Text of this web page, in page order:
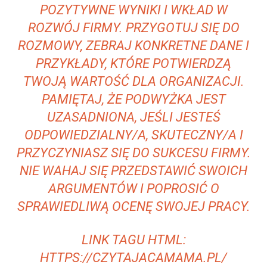
POZYTYWNE WYNIKI I WKŁAD W
ROZWÓJ FIRMY. PRZYGOTUJ SIĘ DO
ROZMOWY, ZEBRAJ KONKRETNE DANE I
PRZYKŁADY, KTÓRE POTWIERDZĄ
TWOJĄ WARTOŚĆ DLA ORGANIZACJI.
PAMIĘTAJ, ŻE PODWYŻKA JEST
UZASADNIONA, JEŚLI JESTEŚ
ODPOWIEDZIALNY/A, SKUTECZNY/A I
PRZYCZYNIASZ SIĘ DO SUKCESU FIRMY.
NIE WAHAJ SIĘ PRZEDSTAWIĆ SWOICH
ARGUMENTÓW I POPROSIĆ O
SPRAWIEDLIWĄ OCENĘ SWOJEJ PRACY.
LINK TAGU HTML:
HTTPS://CZYTAJACAMAMA.PL/